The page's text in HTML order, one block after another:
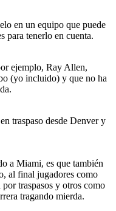
en un equipo que puede
para tenerlo en cuenta.
ejemplo, Ray Allen,
(yo incluido) y que no ha
traspaso desde Denver y
a Miami, es que también
al final jugadores como
traspasos y otros como
tragando mierda.